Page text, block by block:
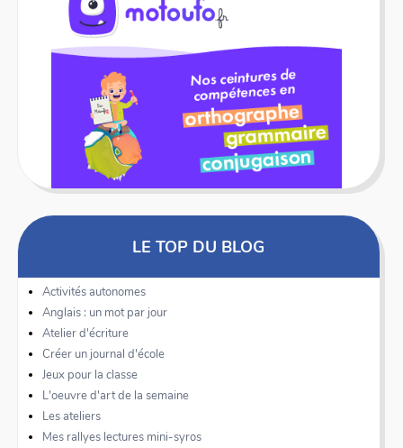
LE TOP DU BLOG
Activités autonomes
Anglais : un mot par jour
Atelier d'écriture
Créer un journal d'école
Jeux pour la classe
L'oeuvre d'art de la semaine
Les ateliers
Mes rallyes lectures mini-syros